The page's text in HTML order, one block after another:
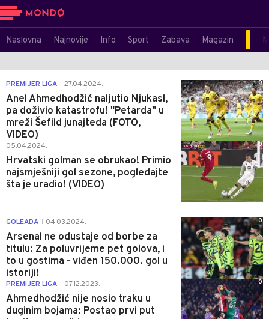
Naslovna Najnovije Info Sport Zabava Magazin
PREMIJER LIGA 27.04.2024.
Anel Ahmedhodžić naljutio Njukasl,
pa doživio katastrofu! "Petarda" u
mreži Šefild junajteda (FOTO,
VIDEO)
0
05.04.2024.
Hrvatski golman se obrukao! Primio
najsmješniji gol sezone, pogledajte
šta je uradio! (VIDEO)
0
GOLEADA 04.03.2024.
Arsenal ne odustaje od borbe za
titulu: Za poluvrijeme pet golova, i
to u gostima - viđen 150.000. gol u
istoriji!
0
PREMIJER LIGA 07.12.2023.
Ahmedhodžić nije nosio traku u
duginim bojama: Postao prvi put
0